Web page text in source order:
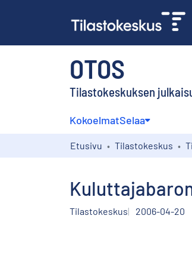
OTOS
Tilastokeskuksen
KokoelmatSelaa
Etusivu Tilastokeskus
Tilastokeskus 2006-04-20